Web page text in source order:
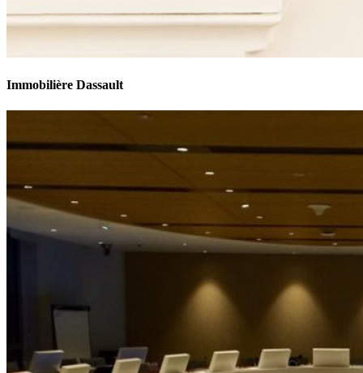
Immobilière Dassault